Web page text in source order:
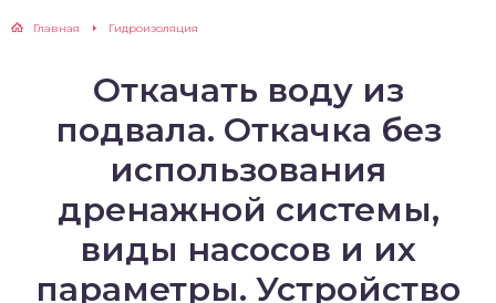
Главная Гидроизоляция
Откачать воду из
подвала. Откачка без
использования
дренажной системы,
виды насосов и их
параметры. Устройство